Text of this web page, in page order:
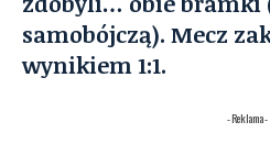
samobójczą). Mecz
wynikiem 1:1.
- Reklama -